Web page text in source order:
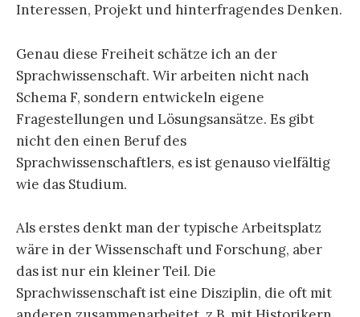
Interessen, Projekt und hinterfragendes Denken.
Genau diese Freiheit schätze ich an der
Sprachwissenschaft. Wir arbeiten nicht nach
Schema F, sondern entwickeln eigene
Fragestellungen und Lösungsansätze. Es gibt
nicht den einen Beruf des
Sprachwissenschaftlers, es ist genauso vielfältig
wie das Studium.
Als erstes denkt man der typische Arbeitsplatz
wäre in der Wissenschaft und Forschung, aber
das ist nur ein kleiner Teil. Die
Sprachwissenschaft ist eine Disziplin, die oft mit